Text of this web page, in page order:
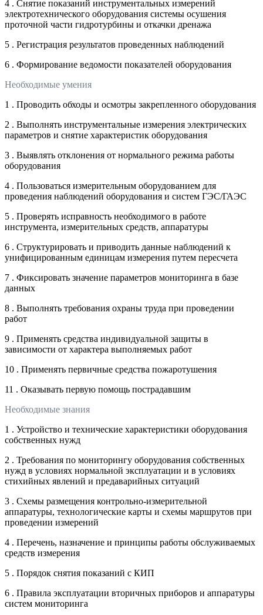
4 . Снятие показаний инструментальных измерений
электротехнического оборудования системы осушения
проточной части гидротурбины и откачки дренажа
5 . Регистрация результатов проведенных наблюдений
6 . Формирование ведомости показателей оборудования
Необходимые умения
1 . Проводить обходы и осмотры закрепленного оборудования
2 . Выполнять инструментальные измерения электрических
параметров и снятие характеристик оборудования
3 . Выявлять отклонения от нормального режима работы
оборудования
4 . Пользоваться измерительным оборудованием для
проведения наблюдений оборудования и систем ГЭС/ГАЭС
5 . Проверять исправность необходимого в работе
инструмента, измерительных средств, аппаратуры
6 . Структурировать и приводить данные наблюдений к
унифицированным единицам измерения путем пересчета
7 . Фиксировать значение параметров мониторинга в базе
данных
8 . Выполнять требования охраны труда при проведении
работ
9 . Применять средства индивидуальной защиты в
зависимости от характера выполняемых работ
10 . Применять первичные средства пожаротушения
11 . Оказывать первую помощь пострадавшим
Необходимые знания
1 . Устройство и технические характеристики оборудования
собственных нужд
2 . Требования по мониторингу оборудования собственных
нужд в условиях нормальной эксплуатации и в условиях
стихийных явлений и предаварийных ситуаций
3 . Схемы размещения контрольно-измерительной
аппаратуры, технологические карты и схемы маршрутов при
проведении измерений
4 . Перечень, назначение и принципы работы обслуживаемых
средств измерения
5 . Порядок снятия показаний с КИП
6 . Правила эксплуатации вторичных приборов и аппаратуры
систем мониторинга